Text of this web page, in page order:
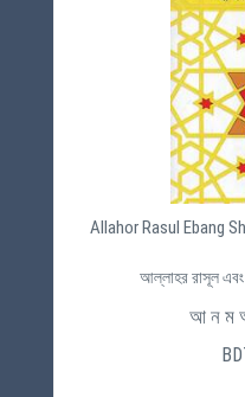
Allahor Rasul Ebang
আল্লাহর রাসূল এবং
আ ন ম